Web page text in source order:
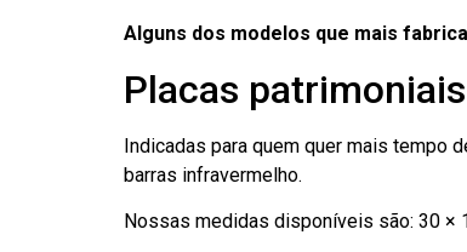
Alguns dos modelos que mais
Placas
Indicadas para quem quer mais tempo
barras infravermelho.
Nossas medidas disponíveis são: 30 ×